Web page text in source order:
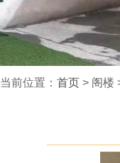
当前位置： 首页 > 阁楼